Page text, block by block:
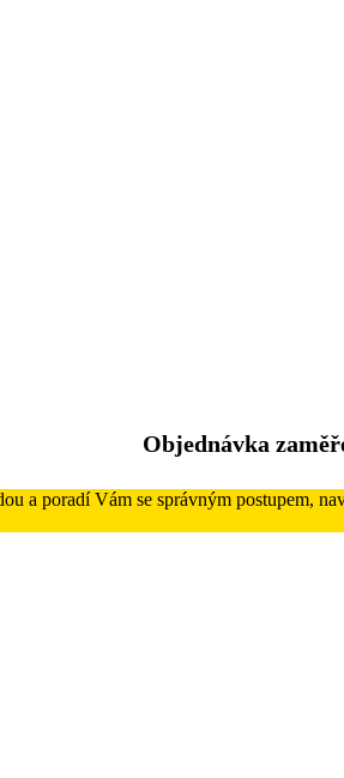
Objednávka
a poradí Vám se správným postupem,